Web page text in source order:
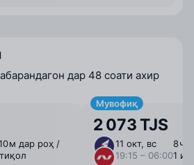
дар 48 соати ахир
⁠м дар роҳ /
Мувофиқ
2 073 TJS
11 окт, вс
19:15 – 06:00
8 ⁠ч
1